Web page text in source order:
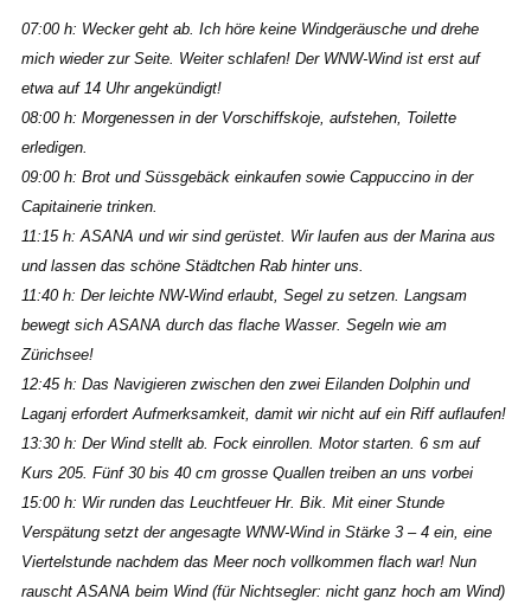
07:00 h: Wecker geht ab. Ich höre keine Windgeräusche und drehe
mich wieder zur Seite. Weiter schlafen! Der WNW-Wind ist erst auf
etwa auf 14 Uhr angekündigt!
08:00 h: Morgenessen in der Vorschiffskoje, aufstehen, Toilette
erledigen.
09:00 h: Brot und Süssgebäck einkaufen sowie Cappuccino in der
Capitainerie trinken.
11:15 h: ASANA und wir sind gerüstet. Wir laufen aus der Marina aus
und lassen das schöne Städtchen Rab hinter uns.
11:40 h: Der leichte NW-Wind erlaubt, Segel zu setzen. Langsam
bewegt sich ASANA durch das flache Wasser. Segeln wie am
Zürichsee!
12:45 h: Das Navigieren zwischen den zwei Eilanden Dolphin und
Laganj erfordert Aufmerksamkeit, damit wir nicht auf ein Riff auflaufen!
13:30 h: Der Wind stellt ab. Fock einrollen. Motor starten. 6 sm auf
Kurs 205. Fünf 30 bis 40 cm grosse Quallen treiben an uns vorbei
15:00 h: Wir runden das Leuchtfeuer Hr. Bik. Mit einer Stunde
Verspätung setzt der angesagte WNW-Wind in Stärke 3 – 4 ein, eine
Viertelstunde nachdem das Meer noch vollkommen flach war! Nun
rauscht ASANA beim Wind (für Nichtsegler: nicht ganz hoch am Wind)